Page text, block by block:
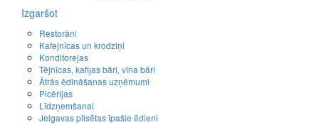
Izgaršot
Restorāni
Kafejnīcas un krodziņi
Konditorejas
Tējnīcas, kafijas bāri, vīna bāri
Ātrās ēdināšanas uzņēmumi
Picērijas
Līdzņemšanai
Jelgavas pilsētas īpašie ēdieni